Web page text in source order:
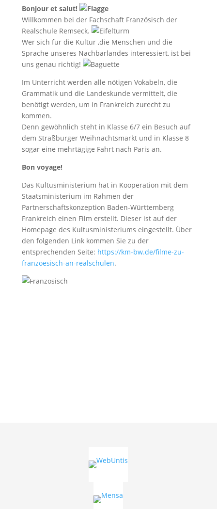
Bonjour et salut!
Willkommen bei der Fachschaft Französisch der
Realschule Remseck.
Wer sich für die Kultur ,die Menschen und die
Sprache unseres Nachbarlandes interessiert, ist bei
uns genau richtig!
Im Unterricht werden alle nötigen Vokabeln, die
Grammatik und die Landeskunde vermittelt, die
benötigt werden, um in Frankreich zurecht zu
kommen.
Denn gewöhnlich steht in Klasse 6/7 ein Besuch auf
dem Straßburger Weihnachtsmarkt und in Klasse 8
sogar eine mehrtägige Fahrt nach Paris an.
Bon voyage!
Das Kultusministerium hat in Kooperation mit dem
Staatsministerium im Rahmen der
Partnerschaftskonzeption Baden-Württemberg
Frankreich einen Film erstellt. Dieser ist auf der
Homepage des Kultusministeriums eingestellt. Über
den folgenden Link kommen Sie zu der
entsprechenden Seite: https://km-bw.de/filme-zu-
franzoesisch-an-realschulen.